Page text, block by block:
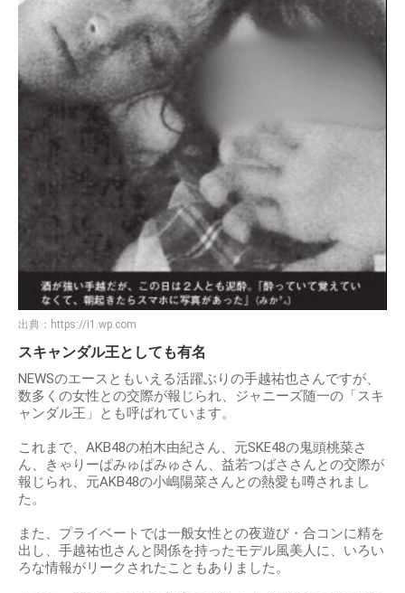
出典： https://i1.wp.com
スキャンダル王としても有名
NEWSのエースともいえる活躍ぶりの手越祐也さんですが、
数多くの女性との交際が報じられ、ジャニーズ随一の「スキ
ャンダル王」とも呼ばれています。
これまで、AKB48の柏木由紀さん、元SKE48の鬼頭桃菜さ
ん、きゃりーぱみゅぱみゅさん、益若つばささんとの交際が
報じられ、元AKB48の小嶋陽菜さんとの熱愛も噂されまし
た。
また、プライベートでは一般女性との夜遊び・合コンに精を
出し、手越祐也さんと関係を持ったモデル風美人に、いろい
ろな情報がリークされたこともありました。